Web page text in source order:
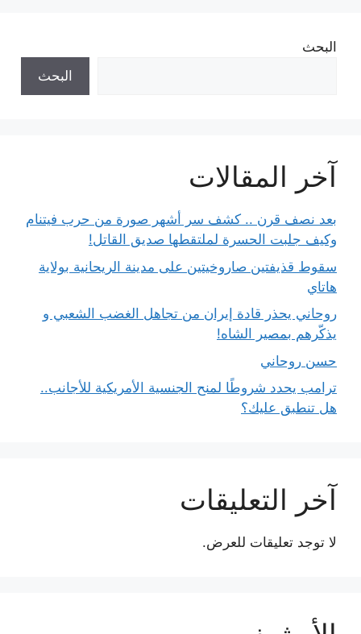
البحث
البحث
آخر المقالات
بعد نصف قرن .. كشف سر أشهر صورة من حرب فيتنام
وكيف جلبت الحسرة لملتقطها صديق القاتل!
سقوط قذيفتين صاروخيتين على مدينة الريحانية بولاية
هاتاي
روحاني يحذر قادة إيران من تجاهل الغضب الشعبي و
يذكّرهم بمصير الشاه!
حسن روحاني
ترامب يحدد شروطًا لمنح الجنسية الأمريكية للأجانب..
هل تنطبق عليك؟
آخر التعليقات
لا توجد تعليقات للعرض.